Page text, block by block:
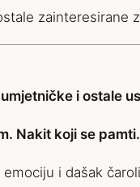
i ostale
Nakit koji se
i dašak